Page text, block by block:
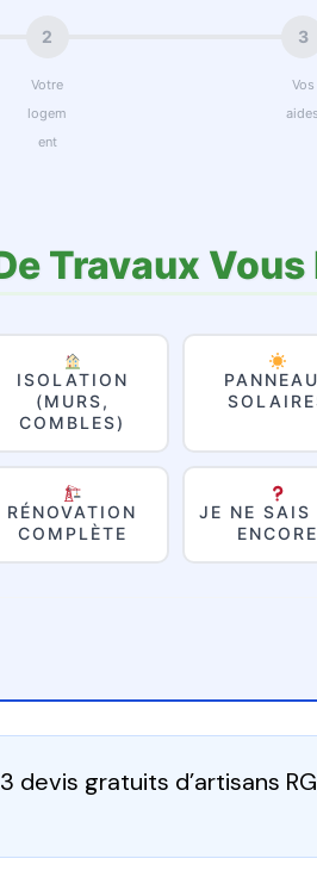
2 3
Votre
logem
ent
Vos
aides
Travaux
ISOLATION
(MURS,
COMBLES)
RÉNOVATION
COMPLÈTE
JE NE SAIS
ENCORE
devis gratuits d’artisans